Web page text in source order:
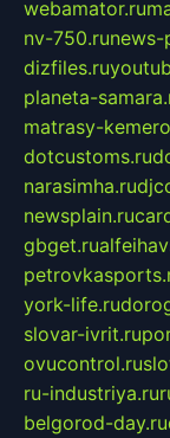
webamator.ru
nv-750.runews-
dizfiles.ru
planeta-
matrasy-
dotcustoms.ru
narasimha.ru
newsplain.ru
gbget.ru
york-life.ru
slovar-ivrit.ru
ovucontrol.ru
ru-industriya.ru
belgorod-day.ru